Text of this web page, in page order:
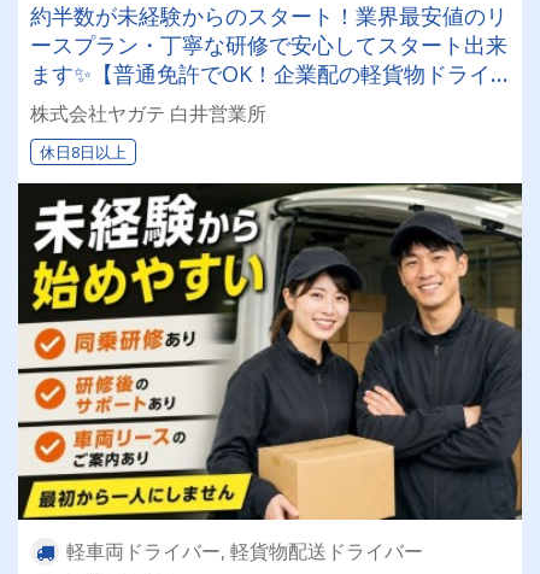
約半数が未経験からのスタート！業界最安値のリ
ースプラン・丁寧な研修で安心してスタート出来
ます✨【普通免許でOK！企業配の軽貨物ドライ
バー！！】日払い・週払いOK♪しっかり稼いで生
活安定♪＼社員登用実績あり◎キャリアアップも
狙えます！／
株式会社ヤガテ 白井営業所
休日8日以上
軽車両ドライバー, 軽貨物配送ドライバー